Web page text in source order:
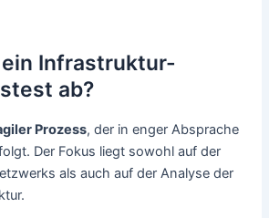
Infrastruktur-
ab?
Prozess, der in enger Absprache
Der Fokus liegt sowohl auf der
als auch auf der Analyse der